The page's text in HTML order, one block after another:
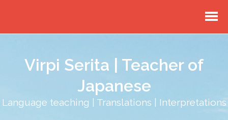
Virpi Serita | Teacher of
Japanese
Language teaching | Translations | Interpretations